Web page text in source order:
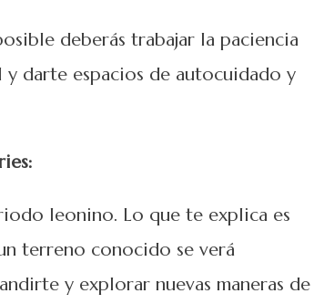
deberás trabajar la paciencia
darte espacios de autocuidado y
leonino. Lo que te explica es
terreno conocido se verá
y explorar nuevas maneras de